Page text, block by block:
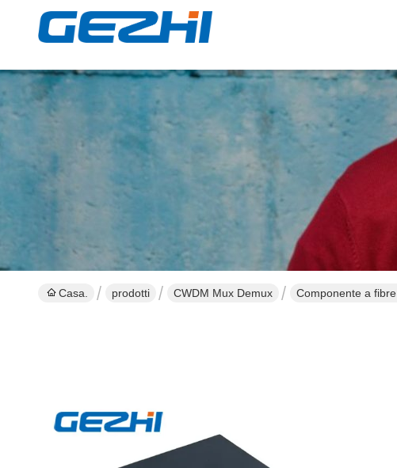
Casa. prodotti CWDM Mux Demux Componente a